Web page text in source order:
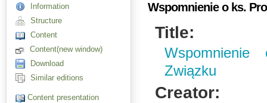
Information
Structure
Content
Content(new window)
Download
Similar editions
Content presentation
Wspomnienie o ks.
Title:
Związku
Creator: